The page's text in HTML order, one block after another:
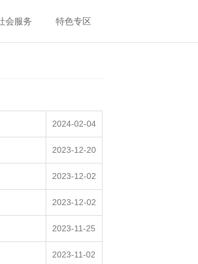
会服务 特色专区
2024-02-04
2023-12-20
2023-12-02
2023-12-02
2023-11-25
2023-11-02